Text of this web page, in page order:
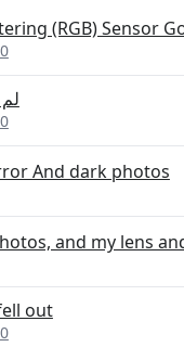
(RGB) Sensor
And dark photos
and my lens
out